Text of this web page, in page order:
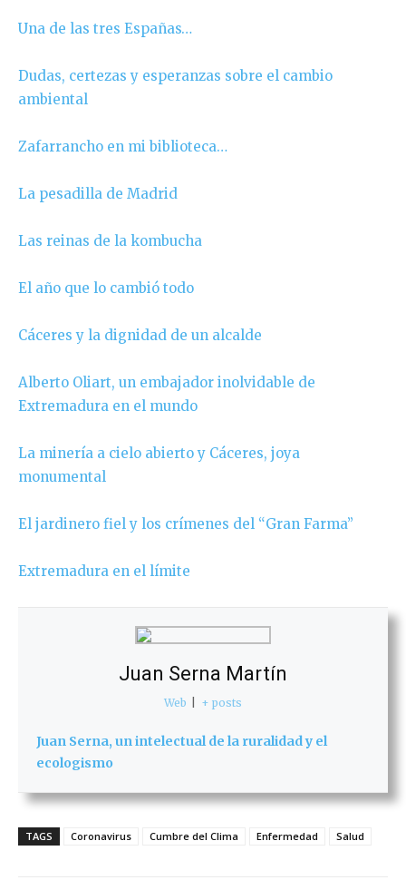
Una de las tres Españas…
Dudas, certezas y esperanzas sobre el cambio
ambiental
Zafarrancho en mi biblioteca…
La pesadilla de Madrid
Las reinas de la kombucha
El año que lo cambió todo
Cáceres y la dignidad de un alcalde
Alberto Oliart, un embajador inolvidable de
Extremadura en el mundo
La minería a cielo abierto y Cáceres, joya
monumental
El jardinero fiel y los crímenes del “Gran Farma”
Extremadura en el límite
Juan Serna Martín
Web + posts
Juan Serna, un intelectual de la ruralidad y el
ecologismo
TAGS Coronavirus Cumbre del Clima Enfermedad Salud